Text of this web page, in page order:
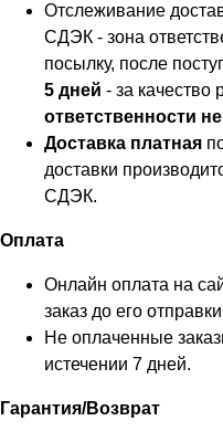
Отслеживание
СДЭК - зона
посылку, после
5 дней - за качество
ответственности
Доставка платная
доставки
СДЭК.
Оплата
Онлайн оплата на
заказ до его
Не оплаченные
истечении 7 дней.
Гарантия/Возврат